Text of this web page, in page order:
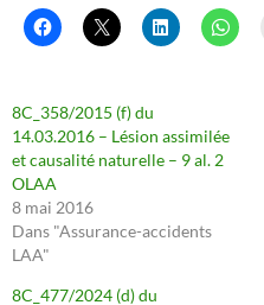
8C_358/2015 (f) du
14.03.2016 – Lésion assimilée
et causalité naturelle – 9 al. 2
OLAA
8 mai 2016
Dans "Assurance-accidents
LAA"
8C_477/2024 (d) du